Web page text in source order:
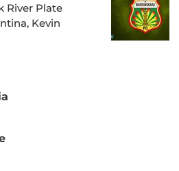
River Plate
Kevin